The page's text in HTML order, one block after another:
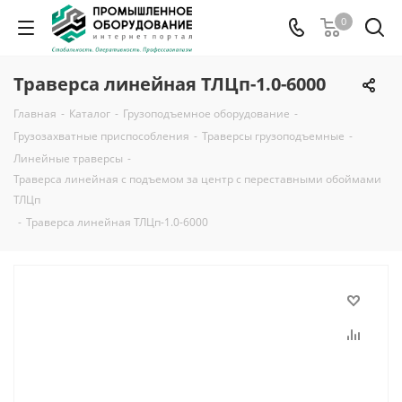
0
Траверса линейная ТЛЦп-1.0-6000
Главная - Каталог - Грузоподъемное оборудование -
Грузозахватные приспособления - Траверсы грузоподъемные -
Линейные траверсы -
Траверса линейная с подъемом за центр с переставными обоймами
ТЛЦп
- Траверса линейная ТЛЦп-1.0-6000